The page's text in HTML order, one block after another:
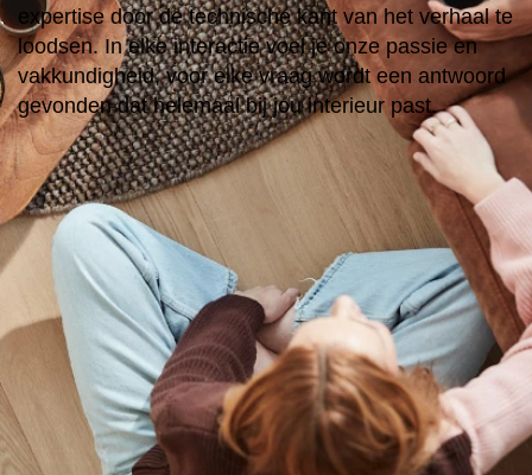
expertise door de technische kant van het verhaal te
loodsen. In elke interactie voel je onze passie en
vakkundigheid, voor elke vraag wordt een antwoord
gevonden dat helemaal bij jou interieur past.